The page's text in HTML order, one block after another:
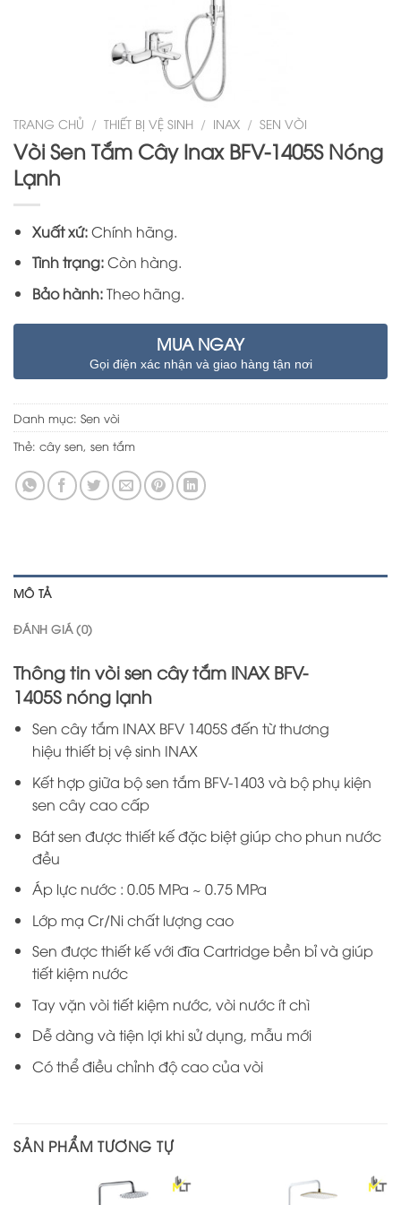
TRANG CHỦ / THIẾT BỊ VỆ SINH / INAX / SEN VÒI
Vòi Sen Tắm Cây Inax BFV-1405S Nóng
Lạnh
Xuất xứ:Chính hãng.
Tình trạng:Còn hàng.
Bảo hành:Theo hãng.
MUA NGAY
Gọi điện xác nhận và giao hàng tận nơi
Danh mục: Sen vòi
Thẻ: cây sen, sen tắm
MÔ TẢ
ĐÁNH GIÁ (0)
Thông tin vòi sen cây tắm INAX BFV-
1405S nóng lạnh
Sen cây tắm INAX BFV 1405S đến từ thương
hiệu thiết bị vệ sinh INAX
Kết hợp giữa bộ sen tắm BFV-1403 và bộ phụ kiện
sen cây cao cấp
Bát sen được thiết kế đặc biệt giúp cho phun nước
đều
Áp lực nước : 0.05 MPa ~ 0.75 MPa
Lớp mạ Cr/Ni chất lượng cao
Sen được thiết kế với đĩa Cartridge bền bỉ và giúp
tiết kiệm nước
Tay vặn vòi tiết kiệm nước, vòi nước ít chì
Dễ dàng và tiện lợi khi sử dụng, mẫu mới
Có thể điều chỉnh độ cao của vòi
SẢN PHẨM TƯƠNG TỰ